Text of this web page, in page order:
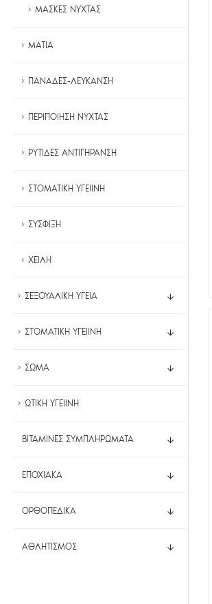
ΜΑΣΚΕΣ ΝΥΧΤΑΣ
ΜΑΤΙΑ
ΠΑΝΑΔΕΣ-ΛΕΥΚΑΝΣΗ
ΠΕΡΙΠΟΙΗΣΗ ΝΥΧΤΑΣ
ΡΥΤΙΔΕΣ ΑΝΤΙΓΗΡΑΝΣΗ
ΣΤΟΜΑΤΙΚΗ ΥΓΕΙΙΝΗ
ΣΥΣΦΙΞΗ
ΧΕΙΛΗ
ΣΕΞΟΥΑΛΙΚΗ ΥΓΕΙΑ
ΣΤΟΜΑΤΙΚΗ ΥΓΕΙΙΝΗ
ΣΩΜΑ
ΩΤΙΚΗ ΥΓΕΙΙΝΗ
ΒΙΤΑΜΙΝΕΣ ΣΥΜΠΛΗΡΩΜΑΤΑ
ΕΠΟΧΙΑΚΑ
ΟΡΘΟΠΕΔΙΚΑ
ΑΘΛΗΤΙΣΜΟΣ